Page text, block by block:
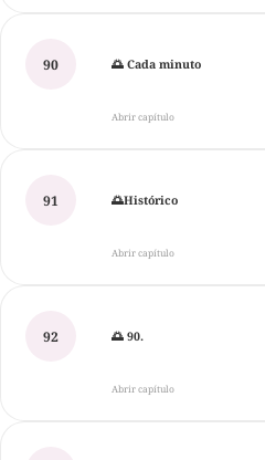
90 🌅 Cada minuto
Abrir capítulo
91 🌅Histórico
Abrir capítulo
92 🌅 90.
Abrir capítulo